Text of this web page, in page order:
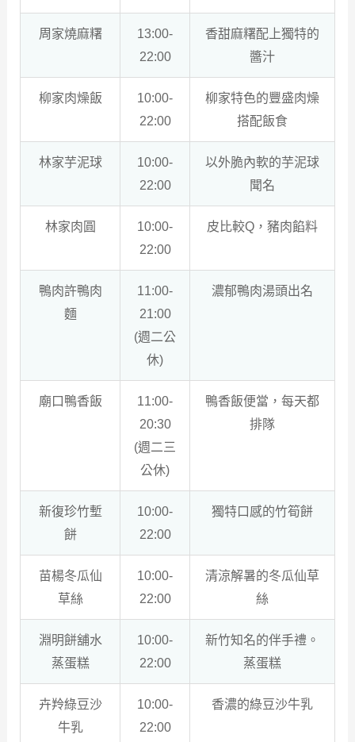
周家燒麻糬
13:00-
22:00
香甜麻糬配上獨特的
醬汁
柳家肉燥飯
10:00-
22:00
柳家特色的豐盛肉燥
搭配飯食
林家芋泥球
10:00-
22:00
以外脆內軟的芋泥球
聞名
林家肉圓
10:00-
22:00
皮比較Q，豬肉餡料
鴨肉許鴨肉
麵
11:00-
21:00
(週二公
休)
濃郁鴨肉湯頭出名
廟口鴨香飯
11:00-
20:30
(週二三
公休)
鴨香飯便當，每天都
排隊
新復珍竹塹
餅
10:00-
22:00
獨特口感的竹筍餅
苗楊冬瓜仙
草絲
10:00-
22:00
清涼解暑的冬瓜仙草
絲
淵明餅舖水
蒸蛋糕
10:00-
22:00
新竹知名的伴手禮。
蒸蛋糕
卉羚綠豆沙
牛乳
10:00-
22:00
香濃的綠豆沙牛乳